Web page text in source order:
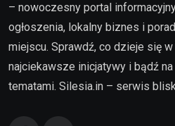
– nowoczesny portal
ogłoszenia, lokalny biznes i
miejscu. Sprawdź, co dzieje się
najciekawsze inicjatywy i bądź
tematami. Silesia.in – serwis